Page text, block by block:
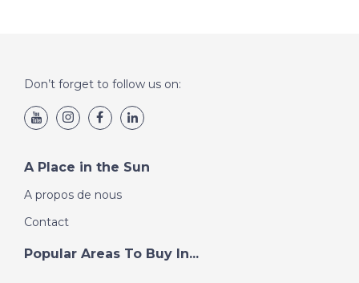
Don’t forget to follow us on:
A Place in the Sun
A propos de nous
Contact
Popular Areas To Buy In...